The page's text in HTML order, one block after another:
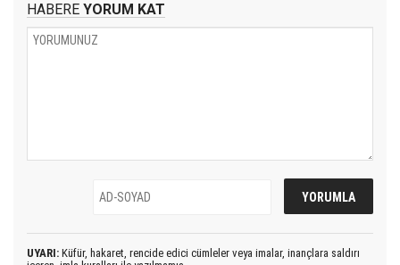
HABERE YORUM KAT
UYARI: Küfür, hakaret, rencide edici cümleler veya imalar, inançlara saldırı